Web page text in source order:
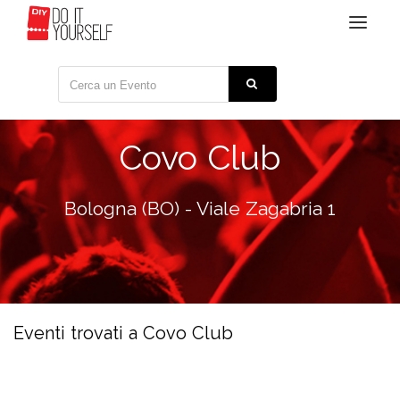
Toggle
Covo Club
Bologna (BO) - Viale Zagabria 1
Eventi trovati a Covo Club